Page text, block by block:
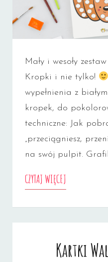
Mały i wesoły
Kropki i nie tylko!
wypełnienia z
kropek, do
techniczne: Jak
„przeciągniesz,
na swój pulpit.
CZYTAJ WIĘCEJ
DZIEŃ
Kartki